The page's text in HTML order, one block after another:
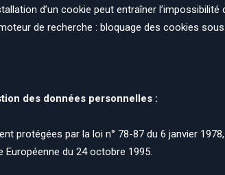
d’un cookie peut entraîner l’impossibilité
de recherche : bloquage des cookies
des données personnelles :
protégées par la loi n° 78-87 du 6 janvier
Européenne du 24 octobre 1995.